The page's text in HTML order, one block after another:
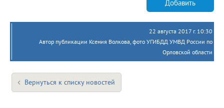
Добавить
22 августа 2017 г. 10:30
Автор публикации Ксения Волкова, фото УГИБДД УМВД России по
Орловской области
Вернуться к списку новостей